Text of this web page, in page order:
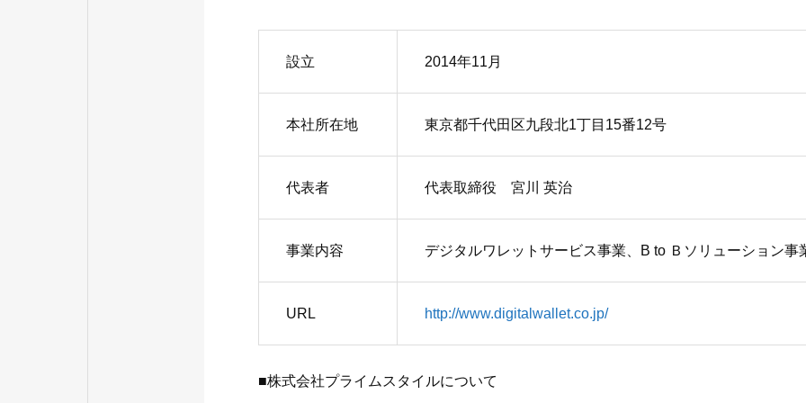
設立 2014年11月
本社所在地 東京都千代田区九段北1丁目15番12号
代表者 代表取締役 宮川 英治
事業内容 デジタルワレットサービス事業、B to Ｂソリューション事
URL http://www.digitalwallet.co.jp/
■株式会社プライムスタイルについて